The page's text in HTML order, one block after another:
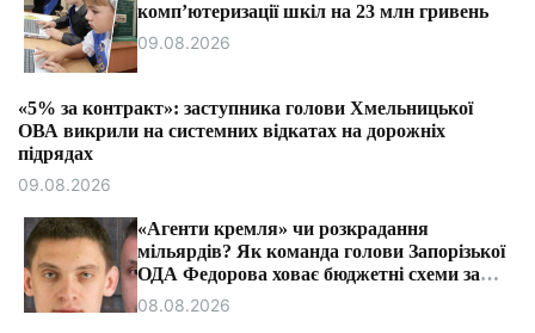
комп’ютеризації шкіл на 23 млн гривень
09.08.2026
«5% за контракт»: заступника голови Хмельницької
ОВА викрили на системних відкатах на дорожніх
підрядах
09.08.2026
«Агенти кремля» чи розкрадання
мільярдів? Як команда голови Запорізької
ОДА Федорова ховає бюджетні схеми за
ярликами «ІПСО»
08.08.2026